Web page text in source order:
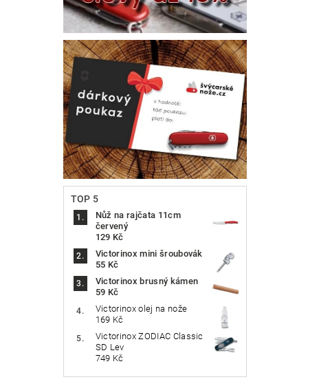
TOP 5
Nůž na rajčata 11cm
červený
129 Kč
Victorinox mini šroubovák
55 Kč
Victorinox brusný kámen
59 Kč
Victorinox olej na nože
169 Kč
Victorinox ZODIAC Classic
SD Lev
749 Kč